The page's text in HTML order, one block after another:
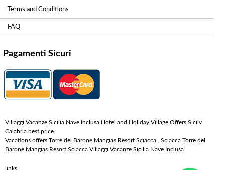
Terms and Conditions
FAQ
Pagamenti Sicuri
Villaggi Vacanze Sicilia Nave Inclusa Hotel and Holiday Village Offers Sicily
Calabria best price.
Vacations offers Torre del Barone Mangias Resort Sciacca . Sciacca Torre del
Barone Mangias Resort Sciacca Villaggi Vacanze Sicilia Nave Inclusa
links